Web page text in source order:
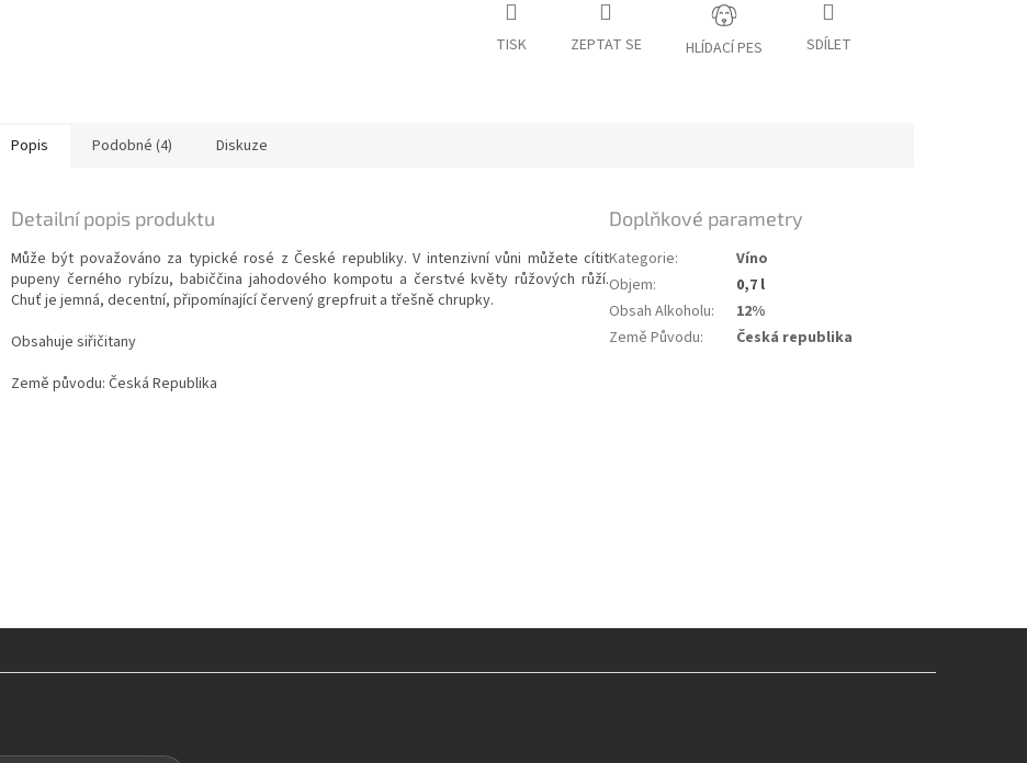
TISK ZEPTAT SE HLÍDACÍ PES SDÍLET
Popis Podobné (4) Diskuze
Detailní popis produktu
Může být považováno za typické rosé z České republiky. V intenzivní vůni můžete cítit
pupeny černého rybízu, babiččina jahodového kompotu a čerstvé květy růžových růží.
Chuť je jemná, decentní, připomínající červený grepfruit a třešně chrupky.
Obsahuje siřičitany
Země původu: Česká Republika
Doplňkové parametry
Kategorie:
Víno
Objem:
0,7 l
Obsah Alkoholu:
12%
Země Původu: Česká republika